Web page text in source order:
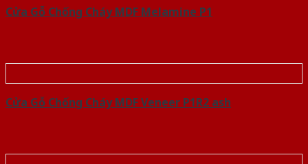
Cửa Gỗ Chống Cháy MDF Melamine P1
Cửa Gỗ Chống Cháy MDF Veneer P1R2 ash